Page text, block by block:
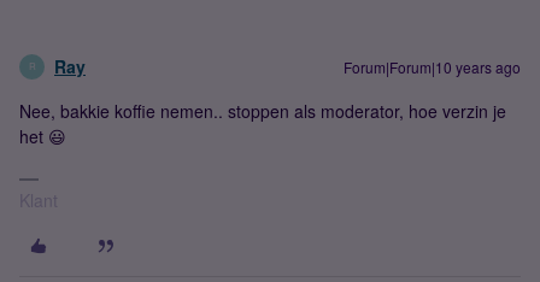
R Ray Forum|Forum|10 years ago
Nee, bakkie koffie nemen.. stoppen als moderator, hoe verzin je
het 😃
Klant